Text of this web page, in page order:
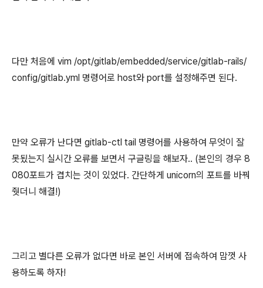
다만 처음에 vim /opt/gitlab/embedded/service/gitlab-rails/
config/gitlab.yml 명령어로 host와 port를 설정해주면 된다.
만약 오류가 난다면 gitlab-ctl tail 명령어를 사용하여 무엇이 잘
못됬는지 실시간 오류를 보면서 구글링을 해보자.. (본인의 경우 8
080포트가 겹치는 것이 있었다. 간단하게 unicorn의 포트를 바꿔
줫더니 해결!)
그리고 별다른 오류가 없다면 바로 본인 서버에 접속하여 맘껏 사
용하도록 하자!